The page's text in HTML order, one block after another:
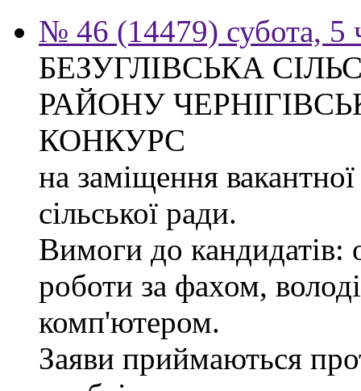
№ 46 (14479) субота, 5
БЕЗУГЛІВСЬКА
РАЙОНУ
КОНКУРС
на заміщення
сільської ради.
Вимоги до кандидатів:
роботи за фахом,
комп'ютером.
Заяви приймаються